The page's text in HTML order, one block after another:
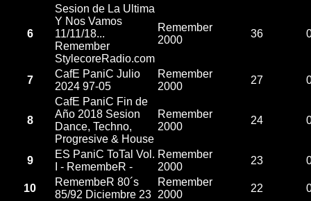
6
Sesion de La Ultima
Y Nos Vamos
11/11/18...
Remember
StylecoreRadio.com
Remember
2000
36
7
CafE PaniC Julio
2024 97-05
Remember
2000
27
8
CafE PaniC Fin de
Año 2018 Sesion
Dance, Techno,
Progresive & House
Remember
2000
24
9
ES PaniC ToTal Vol.
I - RemembeR -
Remember
2000
23
10
RemembeR 80´s
85/92 Diciembre 23
Remember
2000
22